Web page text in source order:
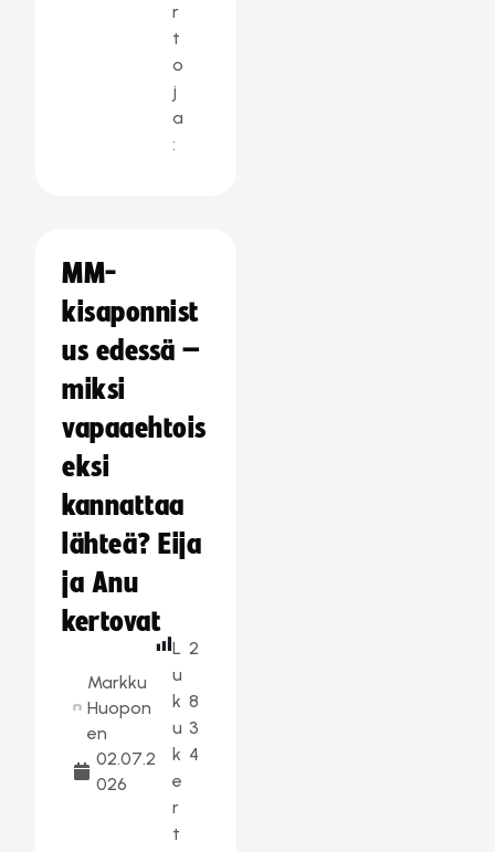
r
t
o
j
a
:
MM-
kisaponnist
us edessä –
miksi
vapaaehtois
eksi
kannattaa
lähteä? Eija
ja Anu
kertovat
Markku
Huopon
en
02.07.2
026
L
u
k
u
k
e
r
t
2
8
3
4